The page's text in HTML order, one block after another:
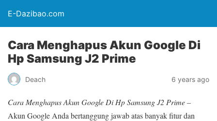
E-Dazibao.com
Cara Menghapus Akun Google Di
Hp Samsung J2 Prime
Deach 6 years ago
Cara Menghapus Akun Google Di Hp Samsung J2 Prime –
Akun Google Anda bertanggung jawab atas banyak fitur dan